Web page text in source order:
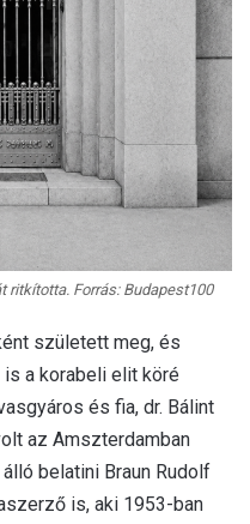
ritkította. Forrás: Budapest100
született meg, és
a korabeli elit köré
és fia, dr. Bálint
az Amszterdamban
belatini Braun Rudolf
is, aki 1953-ban